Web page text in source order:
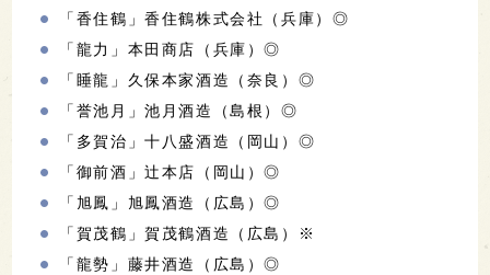
「香住鶴」香住鶴株式会社（兵庫）◎
「龍力」本田商店（兵庫）◎
「睡龍」久保本家酒造（奈良）◎
「誉池月」池月酒造（島根）◎
「多賀治」十八盛酒造（岡山）◎
「御前酒」辻本店（岡山）◎
「旭鳳」旭鳳酒造（広島）◎
「賀茂鶴」賀茂鶴酒造（広島）※
「龍勢」藤井酒造（広島）◎